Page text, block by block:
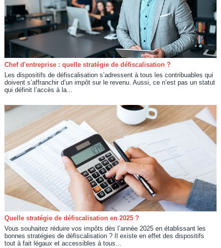
Chef d'entreprise : quelle stratégie de défiscalisation ?
Les dispositifs de défiscalisation s’adressent à tous les contribuables qui
doivent s’affranchir d’un impôt sur le revenu. Aussi, ce n’est pas un statut
qui définit l’accès à la...
Quelle stratégie de défiscalisation en 2025 ?
Vous souhaitez réduire vos impôts dès l’année 2025 en établissant les
bonnes stratégies de défiscalisation ? Il existe en effet des dispositifs
tout à fait légaux et accessibles à tous...